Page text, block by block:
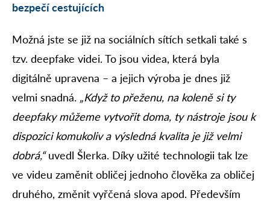
bezpečí cestujících
Možná jste se již na sociálních sítích setkali také s
tzv. deepfake videi. To jsou videa, která byla
digitálně upravena – a jejich výroba je dnes již
velmi snadná. „Když to přeženu, na koleně si ty
deepfaky můžeme vytvořit doma, ty nástroje jsou k
dispozici komukoliv a výsledná kvalita je již velmi
dobrá,“uvedl Šlerka. Díky užité technologii tak lze
ve videu zaměnit obličej jednoho člověka za obličej
druhého, změnit vyřčená slova apod. Především